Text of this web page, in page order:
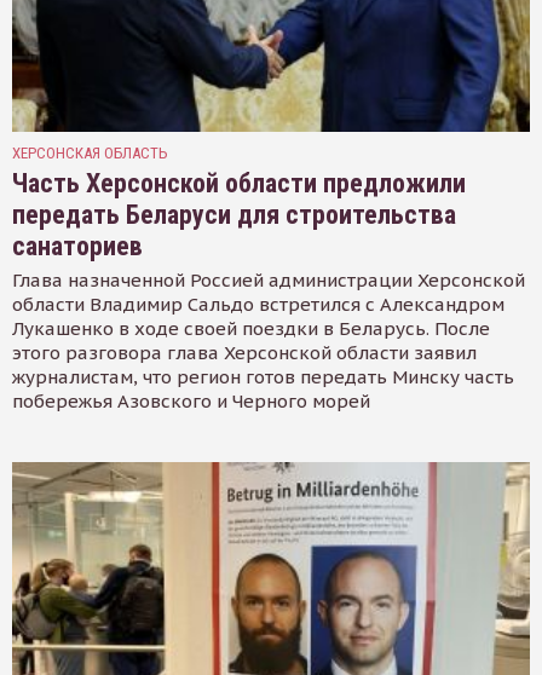
ХЕРСОНСКАЯ ОБЛАСТЬ
Часть Херсонской области предложили
передать Беларуси для строительства
санаториев
Глава назначенной Россией администрации Херсонской
области Владимир Сальдо встретился с Александром
Лукашенко в ходе своей поездки в Беларусь. После
этого разговора глава Херсонской области заявил
журналистам, что регион готов передать Минску часть
побережья Азовского и Черного морей